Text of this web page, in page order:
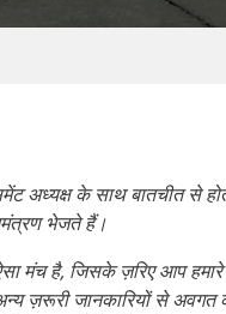
अध्यक्ष के साथ बातचीत से
भेजते हैं।
मंच है, जिसके ज़रिए आप
ज़रूरी जानकारियों से